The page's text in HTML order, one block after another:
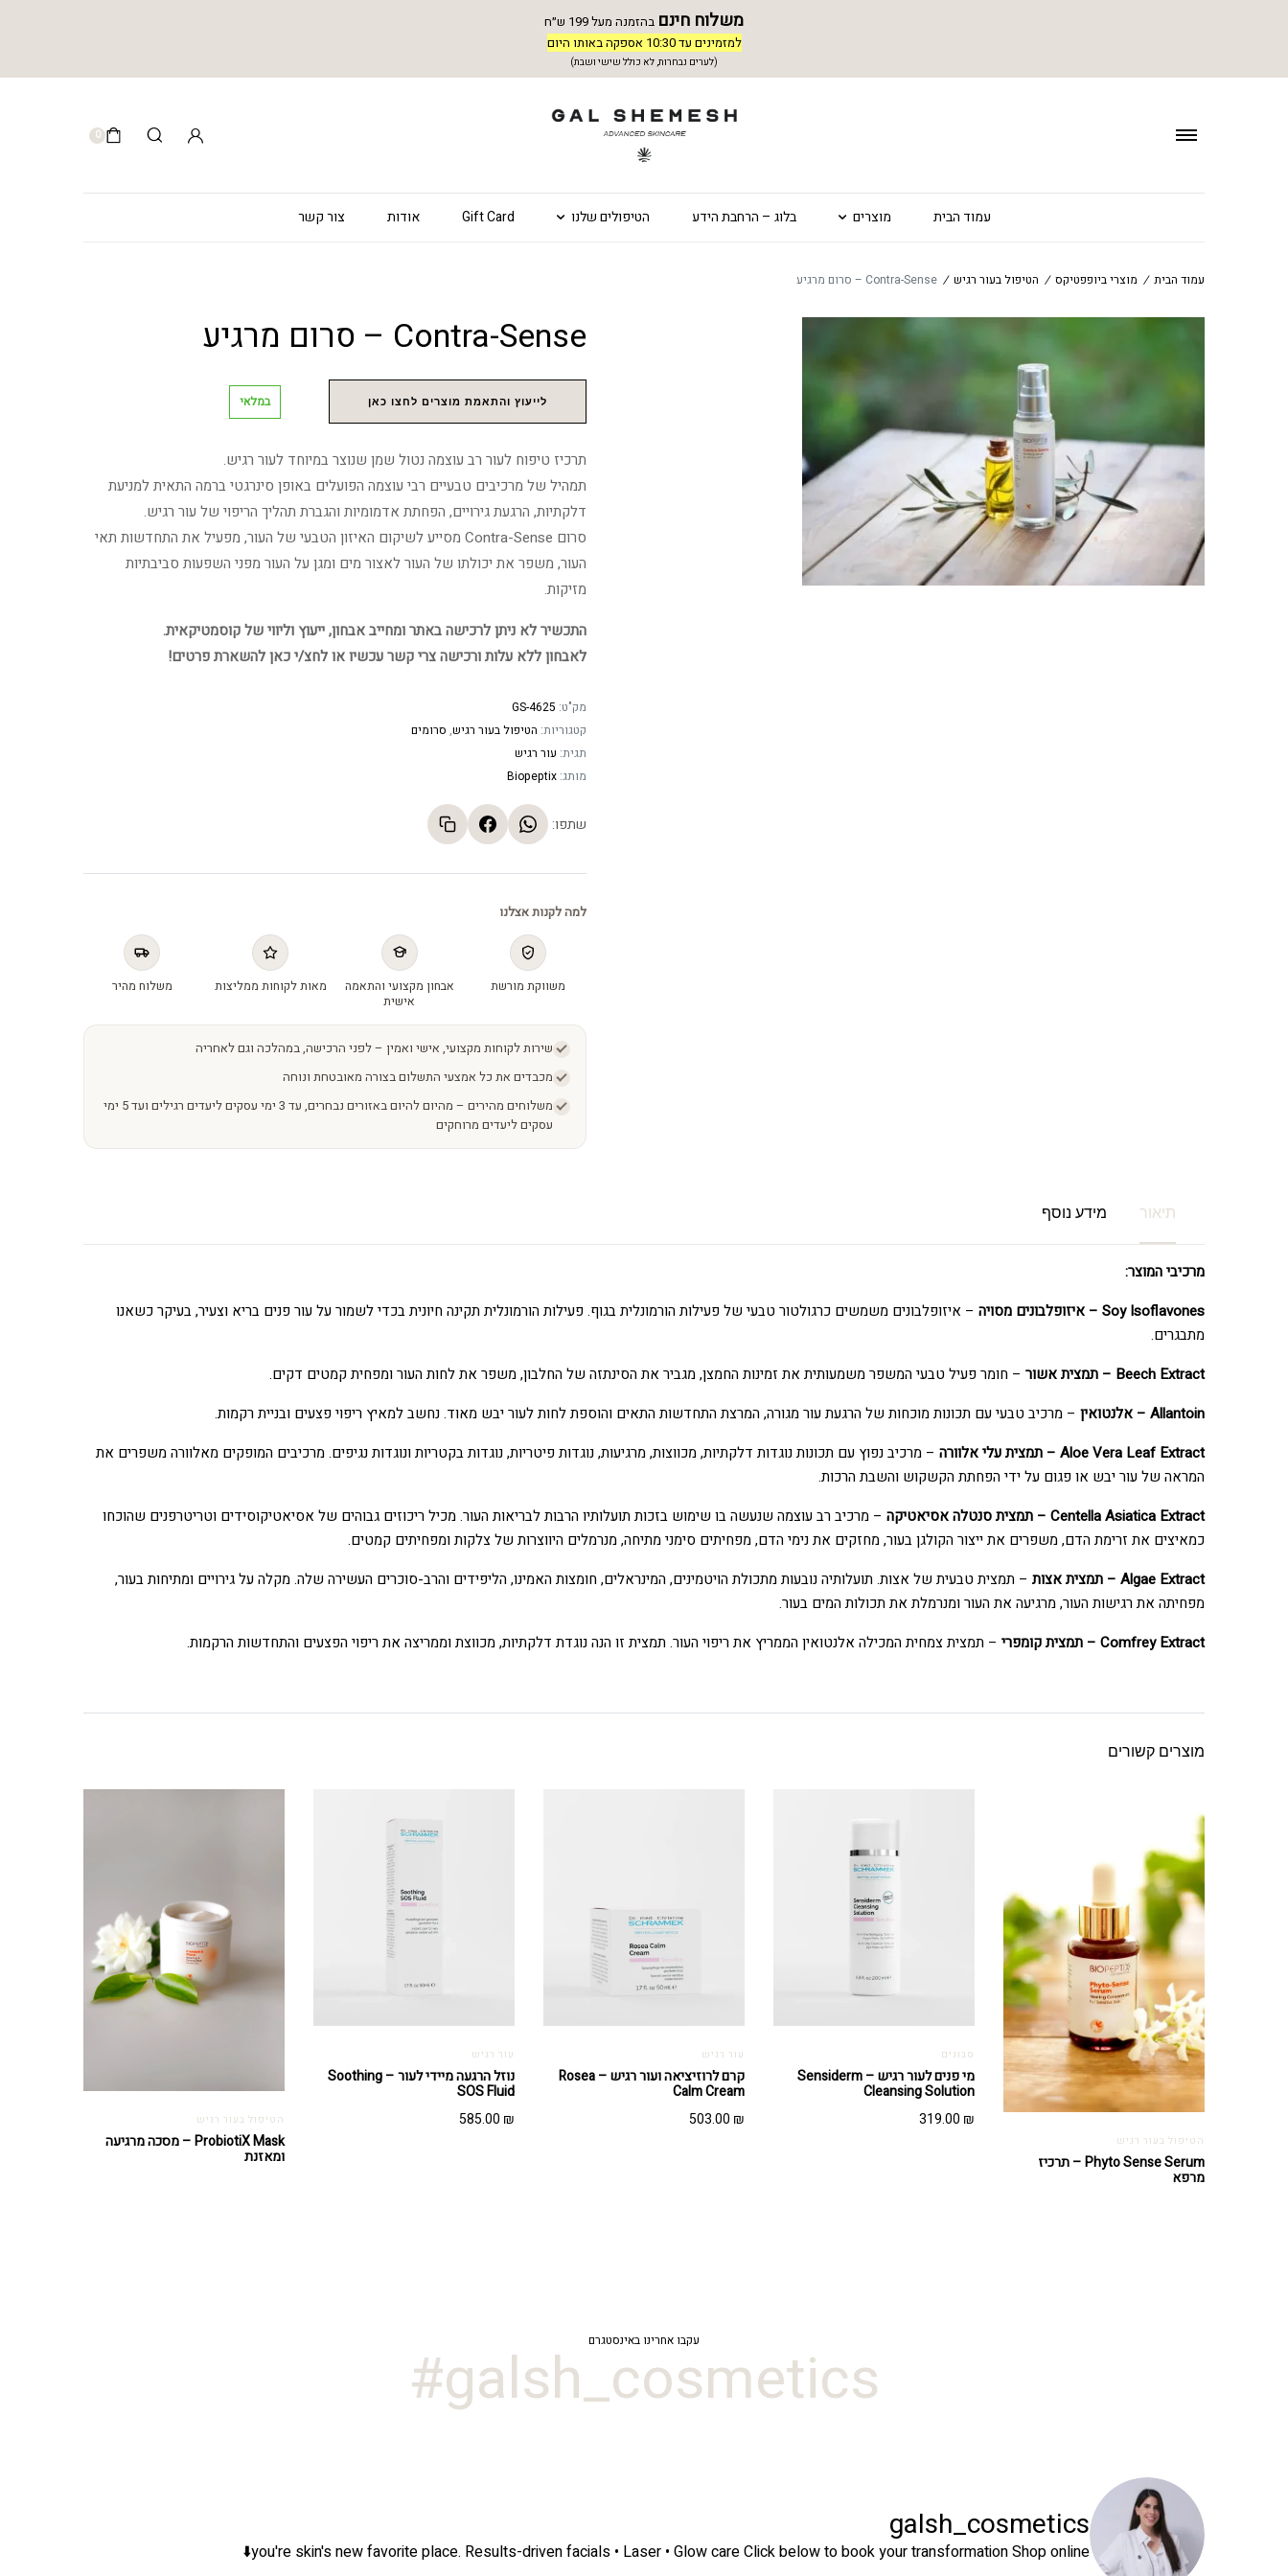
משלוח חינם בהזמנה מעל 199 ש״ח
למזמינים עד 10:30 אספקה באותו היום
(לערים נבחרות, לא כולל שישי ושבת)
0
עמוד הבית מוצרים בלוג – הרחבת הידע הטיפולים שלנו Gift Card אודות צור קשר
עמוד הבית / מוצרי ביופפטיקס / הטיפול בעור רגיש / Contra-Sense – סרום מרגיע
Contra-Sense – סרום מרגיע
לייעוץ והתאמת מוצרים לחצו כאן במלאי
תרכיז טיפוח לעור רב עוצמה נטול שמן שנוצר במיוחד לעור רגיש.
תמהיל של מרכיבים טבעיים רבי עוצמה הפועלים באופן סינרגטי ברמה התאית למניעת
דלקתיות, הרגעת גירויים, הפחתת אדמומיות והגברת תהליך הריפוי של עור רגיש.
סרום Contra-Sense מסייע לשיקום האיזון הטבעי של העור, מפעיל את התחדשות תאי
העור, משפר את יכולתו של העור לאצור מים ומגן על העור מפני השפעות סביבתיות
מזיקות.
התכשיר לא ניתן לרכישה באתר ומחייב אבחון, ייעוץ וליווי של קוסמטיקאית.
לאבחון ללא עלות ורכישה צרי קשר עכשיו או לחצ/י כאן להשארת פרטים!
מק"ט: GS-4625
קטגוריות: הטיפול בעור רגיש, סרומים
תגית: עור רגיש
מותג: Biopeptix
שתפו:
למה לקנות אצלנו
משווקת מורשת
אבחון מקצועי והתאמה
אישית
מאות לקוחות ממליצות משלוח מהיר
שירות לקוחות מקצועי, אישי ואמין – לפני הרכישה, במהלכה וגם לאחריה
מכבדים את כל אמצעי התשלום בצורה מאובטחת ונוחה
משלוחים מהירים – מהיום להיום באזורים נבחרים, עד 3 ימי עסקים ליעדים רגילים ועד 5 ימי
עסקים ליעדים מרוחקים
תיאור מידע נוסף
מרכיבי המוצר:
Soy Isoflavones – איזופלבונים מסויה
– איזופלבונים משמשים כרגולטור טבעי של פעילות הורמונלית בגוף. פעילות הורמונלית תקינה חיונית בכדי לשמור על עור פנים בריא וצעיר, בעיקר כשאנו
מתבגרים.
Beech Extract – תמצית אשור
– חומר פעיל טבעי המשפר משמעותית את זמינות החמצן, מגביר את הסינתזה של החלבון, משפר את לחות העור ומפחית קמטים דקים.
Allantoin – אלנטואין
– מרכיב טבעי עם תכונות מוכחות של הרגעת עור מגורה, המרצת התחדשות התאים והוספת לחות לעור יבש מאוד. נחשב למאיץ ריפוי פצעים ובניית רקמות.
Aloe Vera Leaf Extract – תמצית עלי אלוורה
– מרכיב נפוץ עם תכונות נוגדות דלקתיות, מכווצות, מרגיעות, נוגדות פיטריות, נוגדות בקטריות ונוגדות נגיפים. מרכיבים המופקים מאלוורה משפרים את
המראה של עור יבש או פגום על ידי הפחתת הקשקוש והשבת הרכות.
Centella Asiatica Extract – תמצית סנטלה אסיאטיקה
– מרכיב רב עוצמה שנעשה בו שימוש בזכות תועלותיו הרבות לבריאות העור. מכיל ריכוזים גבוהים של אסיאטיקוסידים וטריטרפנים שהוכחו
כמאיצים את זרימת הדם, משפרים את ייצור הקולגן בעור, מחזקים את נימי הדם, מפחיתים סימני מתיחה, מנרמלים היווצרות של צלקות ומפחיתים קמטים.
Algae Extract – תמצית אצות
– תמצית טבעית של אצות. תועלותיה נובעות מתכולת הויטמינים, המינראלים, חומצות האמינו, הליפידים והרב-סוכרים העשירה שלה. מקלה על גירויים ומתיחות בעור,
מפחיתה את רגישות העור, מרגיעה את העור ומנרמלת את תכולות המים בעור.
Comfrey Extract – תמצית קומפרי
– תמצית צמחית המכילה אלנטואין הממריץ את ריפוי העור. תמצית זו הנה נוגדת דלקתיות, מכווצת וממריצה את ריפוי הפצעים והתחדשות הרקמות.
מוצרים קשורים
הטיפול בעור רגיש
Phyto Sense Serum – תרכיז
מרפא
סבונים
מי פנים לעור רגיש – Sensiderm
Cleansing Solution
319.00 ₪
עור רגיש
קרם לרוזיציאה ועור רגיש – Rosea
Calm Cream
503.00 ₪
עור רגיש
נוזל הרגעה מיידי לעור – Soothing
SOS Fluid
585.00 ₪ הטיפול בעור רגיש
ProbiotiX Mask – מסכה מרגיעה
ומאזנת
עקבו אחרינו באינסטגרם
galsh_cosmetics#
galsh_cosmetics
you're skin's new favorite place. Results-driven facials • Laser • Glow careClick below to book your transformationShop online⬇️